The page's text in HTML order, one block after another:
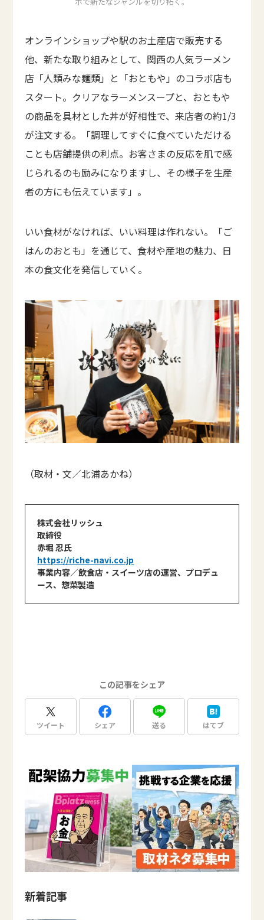
オンラインショップや駅のお土産店で販売する
他、新たな取り組みとして、関西の人気ラーメン
店「人類みな麺類」と「おともや」のコラボ店も
スタート。クリアなラーメンスープと、おともや
の商品を具材とした丼が好相性で、来店者の約1/3
が注文する。「調理してすぐに食べていただける
ことも店舗提供の利点。お客さまの反応を肌で感
じられるのも励みになりますし、その様子を生産
者の方にも伝えています」。
いい食材がなければ、いい料理は作れない。「ご
はんのおとも」を通じて、食材や産地の魅力、日
本の食文化を発信していく。
（取材・文／北浦あかね）
株式会社リッシュ
取締役
赤堀 忍氏
https://riche-navi.co.jp
事業内容／飲食店・スイーツ店の運営、プロデュ
ース、惣菜製造
この記事をシェア
ツイート シェア 送る はてブ
新着記事